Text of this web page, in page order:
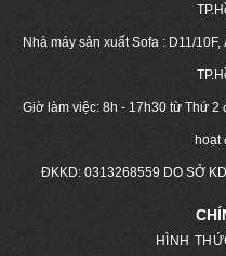
Nhà máy sản xuất Sofa : D11/
Giờ làm việc: 8h - 17h30 từ Thứ 2
hoạt
ĐKKD: 0313268559 DO SỞ
HÌNH